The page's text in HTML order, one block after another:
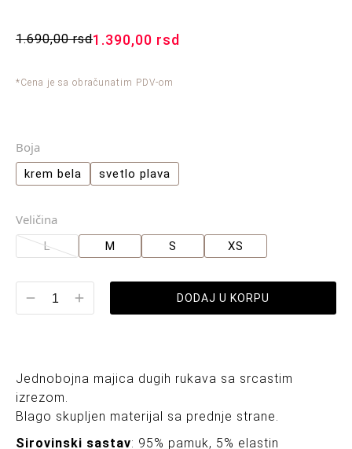
1.690,00rsd1.390,00 rsd
*Cena je sa obračunatim PDV-om
Boja
krem bela svetlo plava
Veličina
L M S XS
DODAJ U KORPU
Jednobojna majica dugih rukava sa srcastim
izrezom.
Blago skupljen materijal sa prednje strane.
Sirovinski sastav: 95% pamuk, 5% elastin